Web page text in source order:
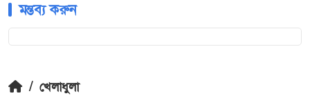
মন্তব্য করুন
/ খেলাধুলা